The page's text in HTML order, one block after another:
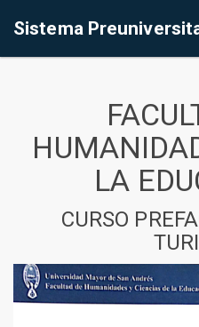
Sistema
LA
CURSO